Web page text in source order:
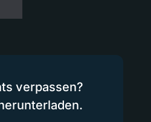
verpassen?